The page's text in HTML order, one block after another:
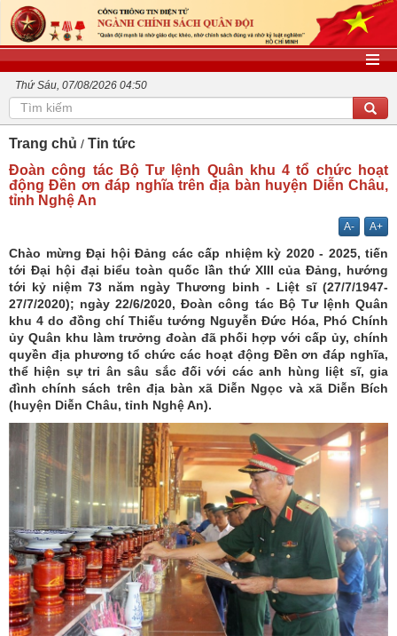
Thứ Sáu, 07/08/2026 04:50
Trang chủ
Tin tức
Đoàn công tác Bộ Tư lệnh Quân khu 4 tổ chức hoạt
động Đền ơn đáp nghĩa trên địa bàn huyện Diễn Châu,
tỉnh Nghệ An
A+
A-
Chào mừng Đại hội Đảng các cấp nhiệm kỳ 2020 - 2025, tiến
tới Đại hội đại biểu toàn quốc lần thứ XIII của Đảng, hướng
tới kỷ niệm 73 năm ngày Thương binh - Liệt sĩ (27/7/1947-
27/7/2020); ngày 22/6/2020, Đoàn công tác Bộ Tư lệnh Quân
khu 4 do đồng chí Thiếu tướng Nguyễn Đức Hóa, Phó Chính
ủy Quân khu làm trưởng đoàn đã phối hợp với cấp ủy, chính
quyền địa phương tổ chức các hoạt động Đền ơn đáp nghĩa,
thể hiện sự tri ân sâu sắc đối với các anh hùng liệt sĩ, gia
đình chính sách trên địa bàn xã Diễn Ngọc và xã Diễn Bích
(huyện Diễn Châu, tỉnh Nghệ An).